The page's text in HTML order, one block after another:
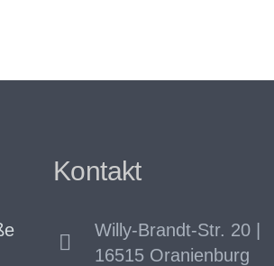
Kontakt
Willy-Brandt-Str. 20 |
16515 Oranienburg